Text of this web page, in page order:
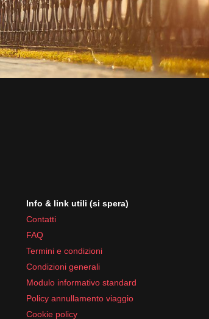
Info & link utili (si spera)
Contatti
FAQ
Termini e condizioni
Condizioni generali
Modulo informativo standard
Policy annullamento viaggio
Cookie policy